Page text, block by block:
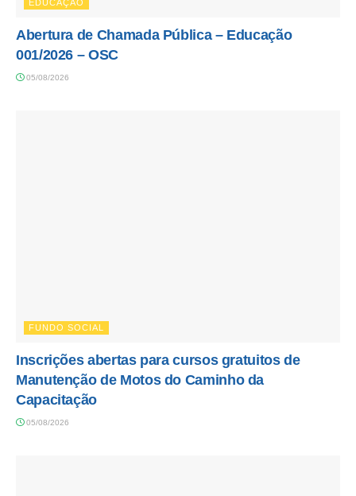
EDUCAÇÃO
Abertura de Chamada Pública – Educação
001/2026 – OSC
05/08/2026
FUNDO SOCIAL
Inscrições abertas para cursos gratuitos de
Manutenção de Motos do Caminho da
Capacitação
05/08/2026